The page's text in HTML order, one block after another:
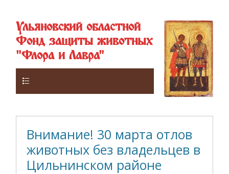
Ульяновский областной
Фонд защиты животных
"Флора и Лавра"
Внимание! 30 марта отлов
животных без владельцев в
Цильнинском районе